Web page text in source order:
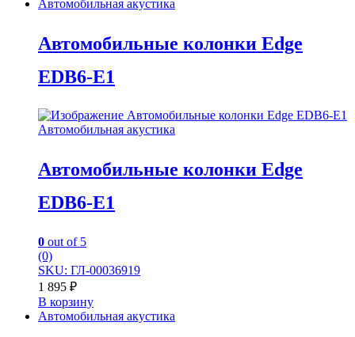
Автомобильная акустика
Автомобильные колонки Edge
EDB6-E1
Автомобильная акустика
Автомобильные колонки Edge
EDB6-E1
0 out of 5
(0)
SKU: ГЛ-00036919
1 895 ₽
В корзину
Автомобильная акустика